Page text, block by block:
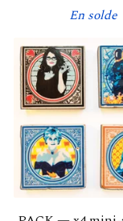
En solde